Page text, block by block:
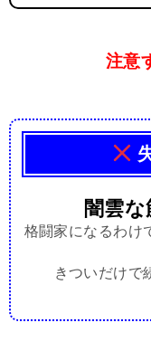
注意
闇雲な
格闘家になるわけ
きついだけで